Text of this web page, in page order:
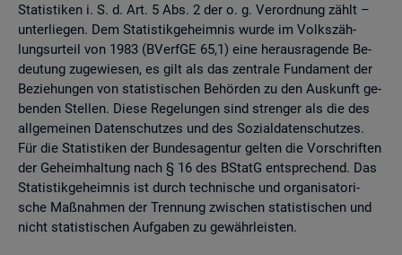
Sta­tis­ti­ken i. S. d. Art. 5 Abs. 2 der o. g. Ver­ord­nung zählt –
un­ter­lie­gen. Dem Sta­tis­tik­ge­heim­nis wurde im Volks­zäh­
lungs­ur­teil von 1983 (BVerf­GE 65,1) eine her­aus­ra­gen­de Be­
deu­tung zu­ge­wie­sen, es gilt als das zen­tra­le Fun­da­ment der
Be­zie­hun­gen von sta­tis­ti­schen Be­hör­den zu den Aus­kunft ge­
ben­den Stel­len. Diese Re­ge­lun­gen sind stren­ger als die des
all­ge­mei­nen Da­ten­schut­zes und des So­zi­al­da­ten­schut­zes.
Für die Sta­tis­ti­ken der Bun­des­agen­tur gel­ten die Vor­schrif­ten
der Ge­heim­hal­tung nach § 16 des BStatG ent­spre­chend. Das
Sta­tis­tik­ge­heim­nis ist durch tech­ni­sche und or­ga­ni­sa­to­ri­
sche Maß­nah­men der Tren­nung zwi­schen sta­tis­ti­schen und
nicht sta­tis­ti­schen Auf­ga­ben zu ge­währ­leis­ten.